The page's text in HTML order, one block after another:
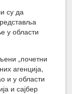
су да
у области
„почетни
агенција,
и у области
и сајбер